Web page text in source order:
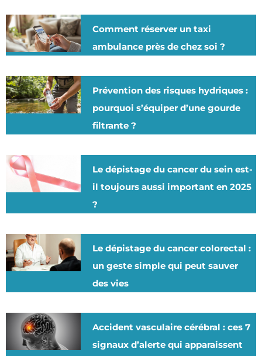
Comment réserver un taxi
ambulance près de chez soi ?
Prévention des risques hydriques :
pourquoi s’équiper d’une gourde
filtrante ?
Le dépistage du cancer du sein est-
il toujours aussi important en 2025
?
Le dépistage du cancer colorectal :
un geste simple qui peut sauver
des vies
Accident vasculaire cérébral : ces 7
signaux d’alerte qui apparaissent